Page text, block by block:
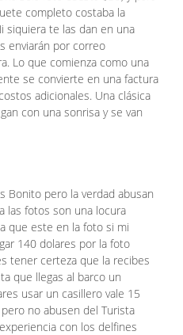
completo costaba la
siquiera te las dan en una
enviarán por correo
Lo que comienza como una
se convierte en una factura
adicionales. Una clásica
con una sonrisa y se van
Bonito pero la verdad abusan
las fotos son una locura
que este en la foto si mi
140 dolares por la foto
tener certeza que la recibes
que llegas al barco un
usar un casillero vale 15
no abusen del Turista
con los delfines